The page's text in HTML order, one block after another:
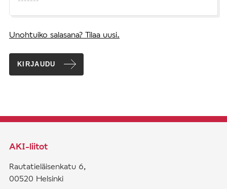
Unohtuiko salasana? Tilaa uusi.
KIRJAUDU
AKI-liitot
Rautatieläisenkatu 6,
00520 Helsinki